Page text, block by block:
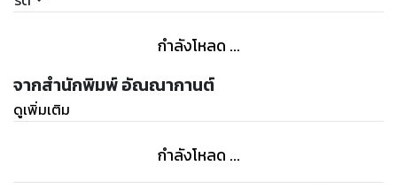
กำลังโหลด ...
จากสำนักพิมพ์ อัณณากานต์
ดูเพิ่มเติม
กำลังโหลด ...